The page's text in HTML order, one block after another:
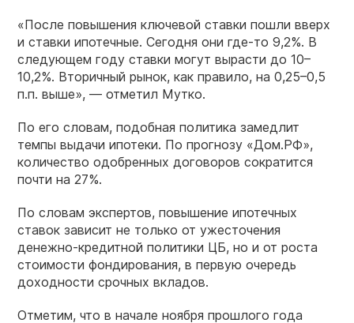
«После повышения ключевой ставки пошли вверх
и ставки ипотечные. Сегодня они где-то 9,2%. В
следующем году ставки могут вырасти до 10–
10,2%. Вторичный рынок, как правило, на 0,25–0,5
п.п. выше», — отметил Мутко.
По его словам, подобная политика замедлит
темпы выдачи ипотеки. По прогнозу «Дом.РФ»,
количество одобренных договоров сократится
почти на 27%.
По словам экспертов, повышение ипотечных
ставок зависит не только от ужесточения
денежно-кредитной политики ЦБ, но и от роста
стоимости фондирования, в первую очередь
доходности срочных вкладов.
Отметим, что в начале ноября прошлого года